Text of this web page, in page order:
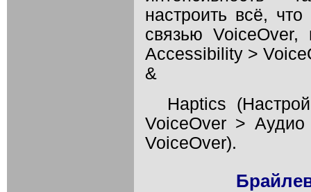
настроить всё,
связью
Accessibility >
&
Haptics
VoiceOver > Аудио
VoiceOver).